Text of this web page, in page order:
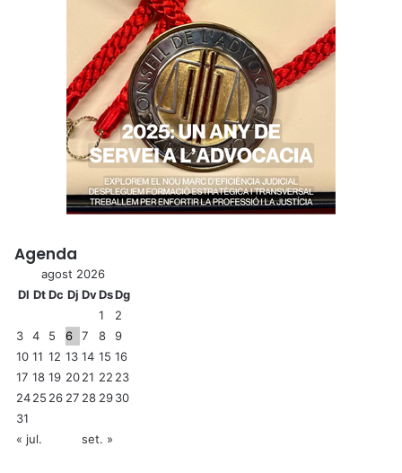
Agenda
agost 2026
Dl DtDc Dj DvDsDg
1
2
3
4 5 6 7 8
9
10 11 12 13 14 15 16
17 18 19 2021 22 23
2425 26 27 28 2930
31
« jul.
set. »